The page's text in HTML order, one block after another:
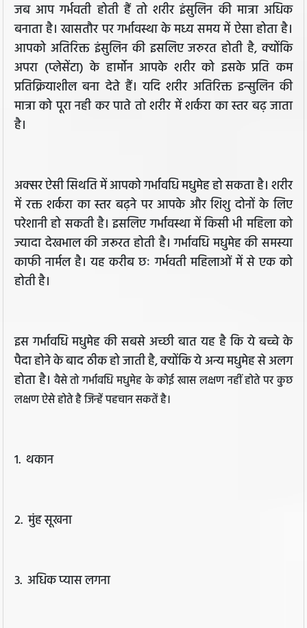
जब आप गर्भवती होती हैं तो शरीर इंसुलिन की मात्रा अधिक
बनाता है। खासतौर पर गर्भावस्था के मध्य समय में ऐसा होता है।
आपको अतिरिक्त इंसुलिन की इसलिए जरुरत होती है, क्योंकि
अपरा (प्लेसेंटा) के हार्मोन आपके शरीर को इसके प्रति कम
प्रतिक्रियाशील बना देते हैं। यदि शरीर अतिरिक्त इन्सुलिन की
मात्रा को पूरा नही कर पाते तो शरीर में शर्करा का स्तर बढ़ जाता
है।
अक्सर ऐसी सिथति में आपको गर्भावधि मधुमेह हो सकता है। शरीर
में रक्त शर्करा का स्तर बढ़ने पर आपके और शिशु दोनों के लिए
परेशानी हो सकती है। इसलिए गर्भावस्था में किसी भी महिला को
ज्यादा देखभाल की जरूरत होती है। गर्भावधि मधुमेह की समस्या
काफी नार्मल है। यह करीब छः गर्भवती महिलाओं में से एक को
होती है।
इस गर्भावधि मधुमेह की सबसे अच्छी बात यह है कि ये बच्चे के
पैदा होने के बाद ठीक हो जाती है, क्योंकि ये अन्य मधुमेह से अलग
होता है।वैसे तो गर्भावधि मधुमेह के कोई खास लक्षण नहीं होते पर कुछ
लक्षण ऐसे होते है जिन्हें पहचान सकतें है।
1. थकान
2. मुंह सूखना
3. अधिक प्यास लगना